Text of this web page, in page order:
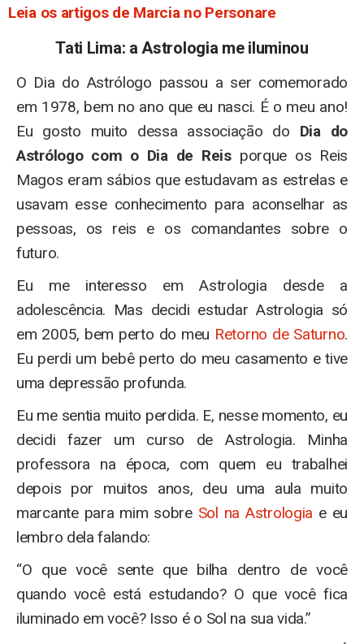
Leia os artigos de Marcia no Personare
Tati Lima: a Astrologia me iluminou
O Dia do Astrólogo passou a ser comemorado
em 1978, bem no ano que eu nasci. É o meu ano!
Eu gosto muito dessa associação do Dia do
Astrólogo com o Dia de Reisporque os Reis
Magos eram sábios que estudavam as estrelas e
usavam esse conhecimento para aconselhar as
pessoas, os reis e os comandantes sobre o
futuro.
Eu me interesso em Astrologia desde a
adolescência. Mas decidi estudar Astrologia só
em 2005, bem perto do meu Retorno de Saturno.
Eu perdi um bebê perto do meu casamento e tive
uma depressão profunda.
Eu me sentia muito perdida. E, nesse momento, eu
decidi fazer um curso de Astrologia. Minha
professora na época, com quem eu trabalhei
depois por muitos anos, deu uma aula muito
marcante para mim sobre Sol na Astrologia e eu
lembro dela falando:
“O que você sente que bilha dentro de você
quando você está estudando? O que você fica
iluminado em você? Isso é o Sol na sua vida.”